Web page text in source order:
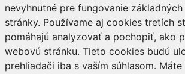
nevyhnutné pre fungovanie
stránky. Používame aj cookies tretích
pomáhajú analyzovať a pochopiť, ako
webovú stránku. Tieto cookies budú
prehliadači iba s vaším súhlasom.